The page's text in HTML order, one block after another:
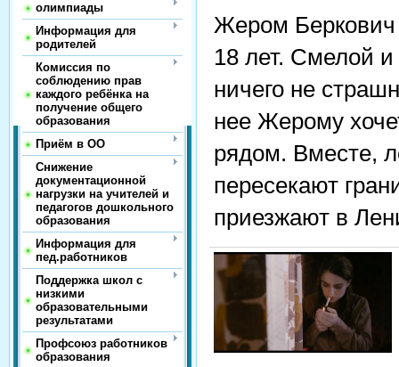
олимпиады
Информация для
родителей
Комиссия по
соблюдению прав
каждого ребёнка на
получение общего
образования
Приём в ОО
Снижение
документационной
нагрузки на учителей и
педагогов дошкольного
образования
Информация для
пед.работников
Поддержка школ с
низкими
образовательными
результатами
Профсоюз работников
образования
Жером Беркович
18 лет. Смелой
ничего не
нее Жерому
рядом. Вместе,
пересекают
приезжают в